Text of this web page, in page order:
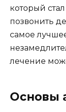
который
позвонить
самое
лечение
Основы